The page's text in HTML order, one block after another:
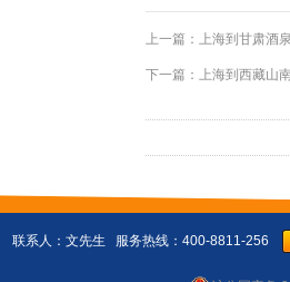
上一篇： 上海到甘肃酒
下一篇： 上海到西藏山
联系人：文先生 服务热线：400-8811-256